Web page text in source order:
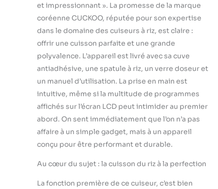
bébé. Avec des
réglages réglables
et des
commandes
faciles à utiliser,
vous pouvez
profiter d'une
large gamme de
plats, parfaits pour
tous les amateurs
de riz. Cuisson
jusqu'à 12 tasses
de riz : ce cuiseur à
riz asiatique offre
tasses crues/12
avec une spatule à
et impressionnant ». La promesse de la marque
coréenne CUCKOO, réputée pour son expertise
dans le domaine des cuiseurs à riz, est claire :
offrir une cuisson parfaite et une grande
polyvalence. L’appareil est livré avec sa cuve
antiadhésive, une spatule à riz, un verre doseur et
un manuel d’utilisation. La prise en main est
intuitive, même si la multitude de programmes
affichés sur l’écran LCD peut intimider au premier
abord. On sent immédiatement que l’on n’a pas
affaire à un simple gadget, mais à un appareil
conçu pour être performant et durable.
Au cœur du sujet : la cuisson du riz à la perfection
La fonction première de ce cuiseur, c’est bien